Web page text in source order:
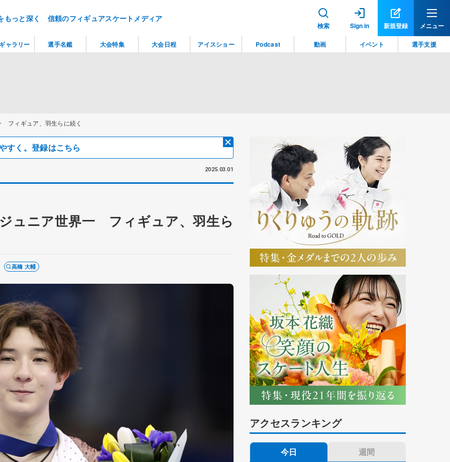
もっと深く 信頼のフィギュアスケートメディア
検索 Sign in 新規登録 メニュー
フィギュア、羽生らに続く
すく。登録はこちら
2025.03.01
ュニア世界一 フィギュア、羽生ら
高橋 大輔
アクセスランキング
今日 週間
ャラリー 選手名鑑 大会特集 大会日程 アイスショー Podcast 動画 イベント 選手支援